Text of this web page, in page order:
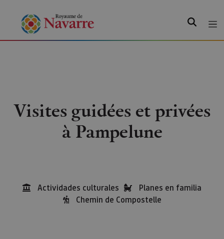
Visites guidées et privées
à Pampelune
Actividades culturales
Planes en familia
Chemin de Compostelle